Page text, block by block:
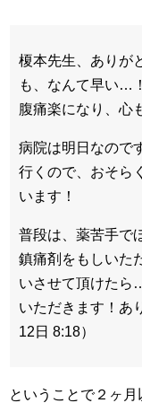
榎本先生、ありが
も、なんて早い…！
腹痛楽になり、心
病院は明日なので
行くので、おそら
います！
普段は、薬苦手で
鎮痛剤をもしいた
いさせて頂けたら
いただきます！あ
12日 8:18）
ということで２ヶ